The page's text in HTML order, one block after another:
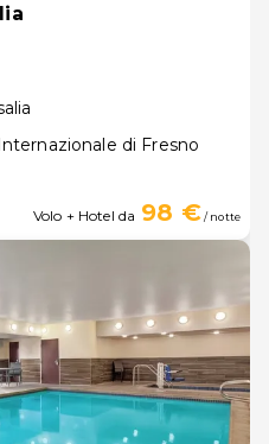
di Fresno
Volo + Hotel da 98 €/ notte